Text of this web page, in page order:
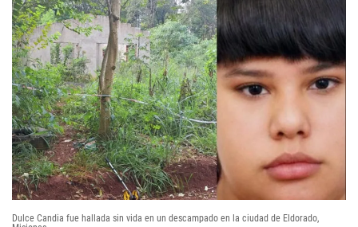
Dulce Candia fue hallada sin vida en un descampado en la ciudad de Eldorado,